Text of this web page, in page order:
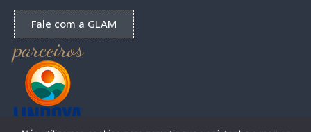
Fale com a GLAM
parceiros